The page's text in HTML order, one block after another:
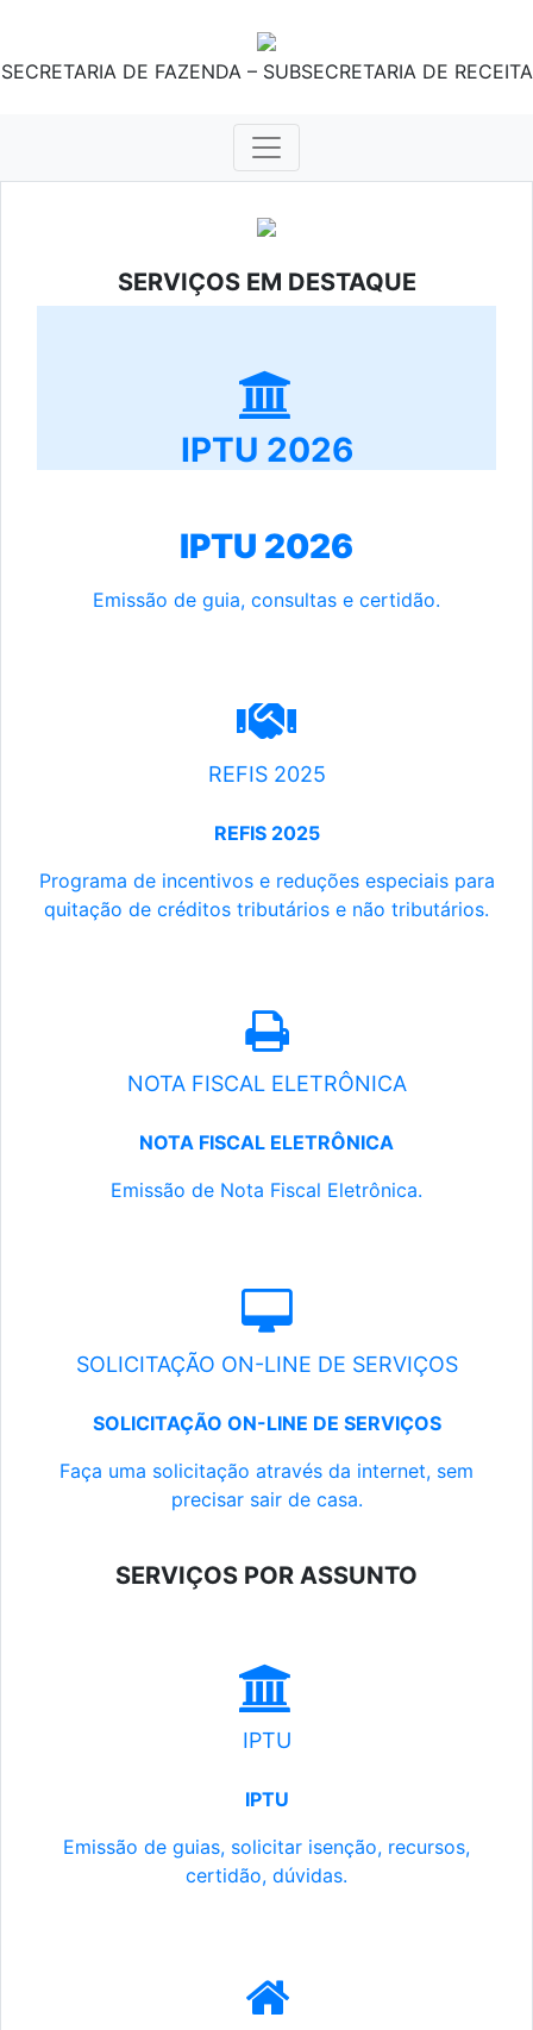
SECRETARIA DE FAZENDA – SUBSECRETARIA DE RECEITA
SERVIÇOS EM DESTAQUE
IPTU 2026
IPTU 2026
Emissão de guia, consultas e certidão.
REFIS 2025
REFIS 2025
Programa de incentivos e reduções especiais para
quitação de créditos tributários e não tributários.
NOTA FISCAL ELETRÔNICA
NOTA FISCAL ELETRÔNICA
Emissão de Nota Fiscal Eletrônica.
SOLICITAÇÃO ON-LINE DE SERVIÇOS
SOLICITAÇÃO ON-LINE DE SERVIÇOS
Faça uma solicitação através da internet, sem
precisar sair de casa.
SERVIÇOS POR ASSUNTO
IPTU
IPTU
Emissão de guias, solicitar isenção, recursos,
certidão, dúvidas.